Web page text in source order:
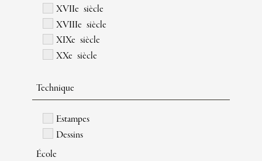
XVIIe siècle
XVIIIe siècle
XIXe siècle
XXe siècle
Technique
Estampes
Dessins
École